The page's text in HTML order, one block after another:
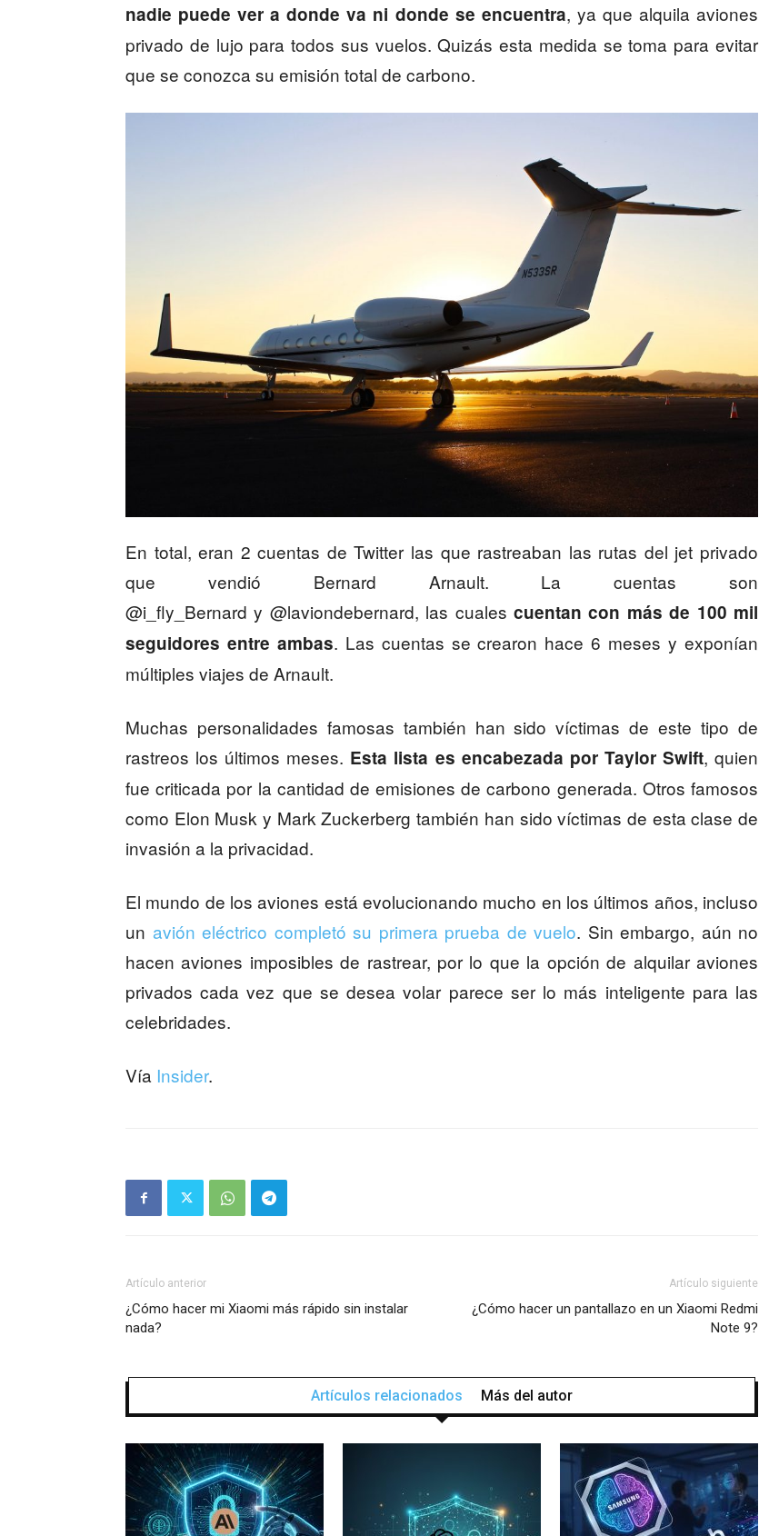
nadie puede ver a donde va ni donde se encuentra, ya que alquila aviones
privado de lujo para todos sus vuelos. Quizás esta medida se toma para evitar
que se conozca su emisión total de carbono.
En total, eran 2 cuentas de Twitter las que rastreaban las rutas del jet privado
que vendió Bernard Arnault. La cuentas son
@i_fly_Bernard y @laviondebernard, las cuales cuentan con más de 100 mil
seguidores entre ambas. Las cuentas se crearon hace 6 meses y exponían
múltiples viajes de Arnault.
Muchas personalidades famosas también han sido víctimas de este tipo de
rastreos los últimos meses. Esta lista es encabezada por Taylor Swift, quien
fue criticada por la cantidad de emisiones de carbono generada. Otros famosos
como Elon Musk y Mark Zuckerberg también han sido víctimas de esta clase de
invasión a la privacidad.
El mundo de los aviones está evolucionando mucho en los últimos años, incluso
un avión eléctrico completó su primera prueba de vuelo. Sin embargo, aún no
hacen aviones imposibles de rastrear, por lo que la opción de alquilar aviones
privados cada vez que se desea volar parece ser lo más inteligente para las
celebridades.
Vía Insider.
Artículo anterior
¿Cómo hacer mi Xiaomi más rápido sin instalar
nada?
Artículo siguiente
¿Cómo hacer un pantallazo en un Xiaomi Redmi
Note 9?
Artículos relacionados Más del autor